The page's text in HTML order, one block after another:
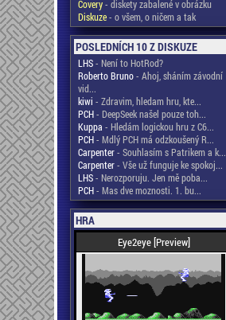
Covery- diskety zabalené v obrázku
Diskuze- o všem, o ničem a tak
POSLEDNÍCH 10 Z DISKUZE
LHS- Není to HotRod?
Roberto Bruno- Ahoj, sháním závodní
vid...
kiwi - Zdravim, hledam hru, kte...
PCH- DeepSeek našel pouze toh...
Kuppa - Hledám logickou hru z C6...
PCH- Mdlý PCH má odzkoušený R...
Carpenter- Souhlasím s Patrikem a k...
Carpenter- Vše už funguje ke spokoj...
LHS- Nerozporuju. Jen mě poba...
PCH- Mas dve moznosti. 1. bu...
HRA
Eye2eye [Preview]